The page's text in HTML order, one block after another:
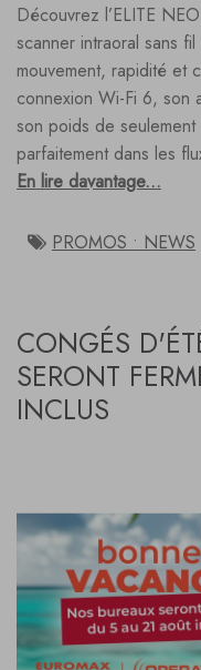
Découvrez l’ELITE
scanner intraoral sans
mouvement, rapidité et
connexion Wi-Fi 6, son
son poids de
parfaitement dans les
En lire davantage...
PROMOS • NEWS
CONGÉS
SERONT
INCLUS